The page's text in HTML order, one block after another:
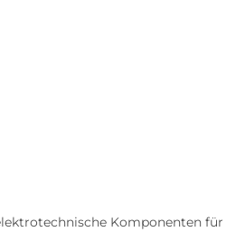
Komponenten